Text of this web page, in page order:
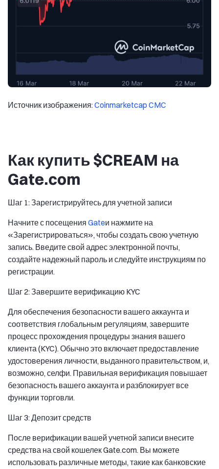
Источник изображения:Coinmarketcap CMC
Как купить $CREAM на
Gate.com
Шаг 1: Зарегистрируйтесь для учетной записи
Начните с посещения Gateи нажмите на
«Зарегистрироваться», чтобы создать свою учетную
запись. Введите свой адрес электронной почты,
создайте надежный пароль и следуйте инструкциям по
регистрации.
Шаг 2: Завершите верификацию KYC
Для обеспечения безопасности вашего аккаунта и
соответствия глобальным регуляциям, завершите
процесс прохождения процедуры знания вашего
клиента (KYC). Обычно это включает предоставление
удостоверения личности, выданного правительством, и,
возможно, селфи. Правильная верификация повышает
безопасность вашего аккаунта и разблокирует все
функции торговли.
Шаг 3: Депозит средств
После верификации вашей учетной записи внесите
средства на свой кошелек Gate.com. Вы можете
использовать различные методы, такие как банковские